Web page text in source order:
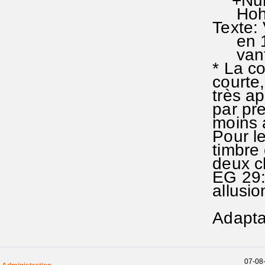
Texte:
en
* La
très
par
Pour
timbre
deux
EG
07-